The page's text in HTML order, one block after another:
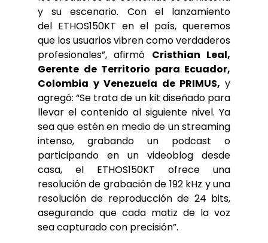
y su escenario. Con el lanzamiento
del ETHOS150KT en el país, queremos
que los usuarios vibren como verdaderos
profesionales”, afirmó Cristhian Leal,
Gerente de Territorio para Ecuador,
Colombia y Venezuela de PRIMUS, y
agregó: “Se trata de un kit diseñado para
llevar el contenido al siguiente nivel. Ya
sea que estén en medio de un streaming
intenso, grabando un podcast o
participando en un videoblog desde
casa, el ETHOS150KT ofrece una
resolución de grabación de 192 kHz y una
resolución de reproducción de 24 bits,
asegurando que cada matiz de la voz
sea capturado con precisión”.